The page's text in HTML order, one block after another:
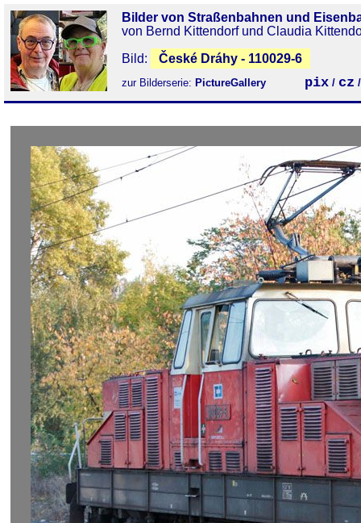
Bilder von Straßenbahnen und
von Bernd Kittendorf und Claudia
Bild:
České Dráhy - 110029-6
zur Bilderserie: PictureGallery pix / cz